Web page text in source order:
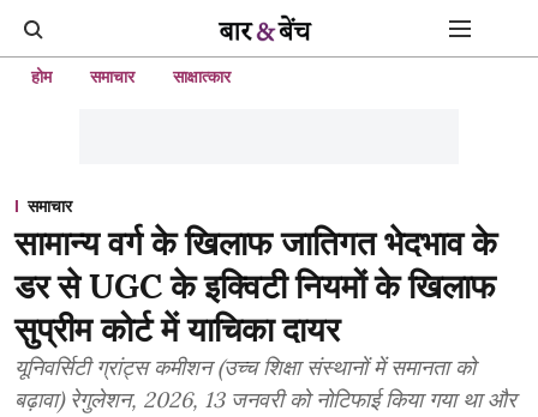
होम समाचार साक्षात्कार
समाचार
सामान्य वर्ग के खिलाफ जातिगत भेदभाव के
डर से UGC के इक्विटी नियमों के खिलाफ
सुप्रीम कोर्ट में याचिका दायर
यूनिवर्सिटी ग्रांट्स कमीशन (उच्च शिक्षा संस्थानों में समानता को
बढ़ावा) रेगुलेशन, 2026, 13 जनवरी को नोटिफाई किया गया था और